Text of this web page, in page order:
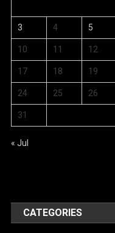
3 4 5
10 11 12
17 18 19
24 25 26
31
« Jul
CATEGORIES